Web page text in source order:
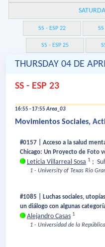
SS - ESP 22
SS - ESP 25
THURSDAY 04 DE
SS - ESP 23
16:55 - 17:55Area_03
Movimientos Sociales,
#0157 | Acceso a la salud
Chicago: Un Proyecto de Foto
Leticia Villarreal Sosa 1 ;
1 - University of Texas Rio
#1085 | Luchas sociales,
un diálogo con algunas
Alejandro Casas 1
1 - Universidad de la